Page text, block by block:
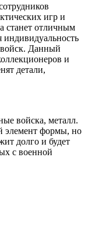
игр и
станет отличным
Данный
и
детали,
войска, металл.
элемент формы, но
долго и будет
с военной